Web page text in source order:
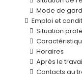
Mode de
Emploi et
Situation
Horaires
Après le
Contacts au